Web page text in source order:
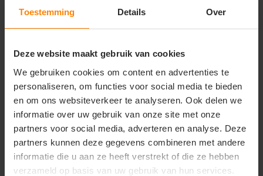
Toestemming Details Over
Deze website maakt gebruik van cookies
We gebruiken cookies om content en advertenties te
personaliseren, om functies voor social media te bieden
en om ons websiteverkeer te analyseren. Ook delen we
informatie over uw gebruik van onze site met onze
partners voor social media, adverteren en analyse. Deze
partners kunnen deze gegevens combineren met andere
informatie die u aan ze heeft verstrekt of die ze hebben
verzameld op basis van uw gebruik van hun services.
• Casual dagelijks gebruik
• Uitstekend geschikt voor bedrukken en borduren
• Stofgewicht: 160 g/m² (wit) / 165 g/m² (kleur)
• Single jersey fijngebreide kwaliteit
• Ronde hals met Cotton - Lycra® rib
• Nekband in dezelfde stof voor extra comfort
• Classic fit pasvorm
• Lichtgewicht en ademend
• Duurzame en comfortabele kwaliteit